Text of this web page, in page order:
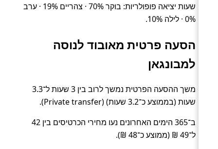
שעות יציאה פופולריות: בוקר 70% · צהריים 19% · ערב
0% · לילה 10%.
הסעה פרטית מאובוד לנוסה
למבונגאן
משך ההסעה הפרטית נמשך לרוב בין 3 שעות ל־3.3
שעות (בממוצע כ־3.2 שעות) (Private transfer).
ב־365 הימים האחרונים נעו מחירי הכרטיסים בין 42
ל־49 ₪ (ממוצע כ־48 ₪).